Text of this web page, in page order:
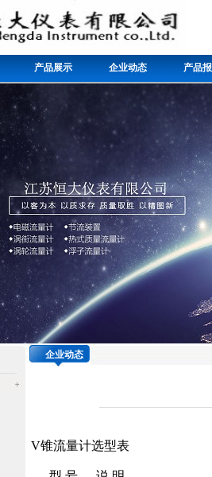
产品展示 企业动态 产品
企业动态
V锥流量计选型表